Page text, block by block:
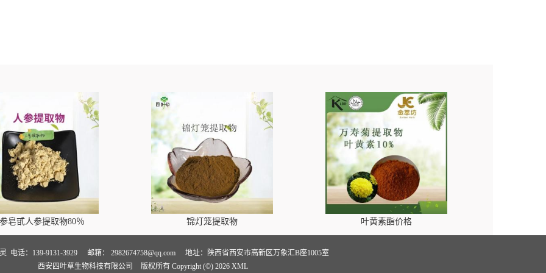
皂甙人参提取物80％ 锦灯笼提取物 叶黄素酯价格
电话：139-9131-3929 邮箱： 2982674758@qq.com
地址：陕西省西安市高新区万象汇B座1005室
西安四叶草生物科技有限公司
版权所有 Copyright (©) 2026 XML